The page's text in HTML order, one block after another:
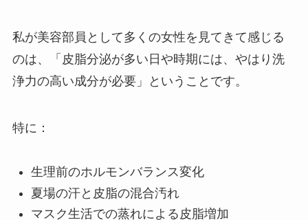
私が美容部員として多くの女性を見てきて感じる
のは、「皮脂分泌が多い日や時期には、やはり洗
浄力の高い成分が必要」ということです。
特に：
生理前のホルモンバランス変化
夏場の汗と皮脂の混合汚れ
マスク生活での蒸れによる皮脂増加